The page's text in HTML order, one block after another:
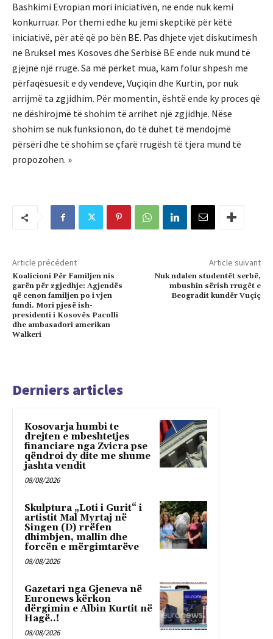
Bashkimi Evropian mori iniciativën, ne ende nuk kemi
konkurruar. Por themi edhe ku jemi skeptikë për këtë
iniciativë, për atë që po bën BE. Pas dhjete vjet diskutimesh
ne Bruksel mes Kosoves dhe Serbisë BE ende nuk mund të
gjejnë një rrugë. Sa më përket mua, kam folur shpesh me
përfaqësuesit e dy vendeve, Vuçiqin dhe Kurtin, por nuk
arrijmë ta zgjidhim. Për momentin, është ende ky proces që
ne dëshirojmë të shohim të arrihet një zgjidhje. Nëse
shohim se nuk funksionon, do të duhet të mendojmë
përsëri dhe të shohim se çfarë rrugësh të tjera mund të
propozohen. »
Article précédent
Koalicioni Për Familjen nis
garën për zgjedhje: Agjendës
që cenon familjen po i vjen
fundi. Mori pjesë ish-
presidenti i Kosovës Pacolli
dhe ambasadori amerikan
Walkeri
Article suivant
Nuk ndalen studentët serbë,
mbushin sërish rrugët e
Beogradit kundër Vuçiç
Derniers articles
Kosovarja humbi te
drejten e mbeshtetjes
financiare nga Zvicra pse
qëndroi dy dite me shume
jashta vendit
08/08/2026
Skulptura „Loti i Gurit“ i
artistit Mal Myrtaj në
Singen (D) rrëfen
dhimbjen, mallin dhe
forcën e mërgimtarëve
08/08/2026
Gazetari nga Gjeneva në
Euronews kërkon
dërgimin e Albin Kurtit në
Hagë..!
08/08/2026